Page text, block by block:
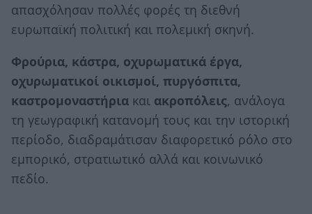
απασχόλησαν πολλές φορές τη διεθνή
ευρωπαϊκή πολιτική και πολεμική σκηνή.
Φρούρια, κάστρα, οχυρωματικά έργα,
οχυρωματικοί οικισμοί, πυργόσπιτα,
καστρομοναστήρια και ακροπόλεις, ανάλογα
τη γεωγραφική κατανομή τους και την ιστορική
περίοδο, διαδραμάτισαν διαφορετικό ρόλο στο
εμπορικό, στρατιωτικό αλλά και κοινωνικό
πεδίο.